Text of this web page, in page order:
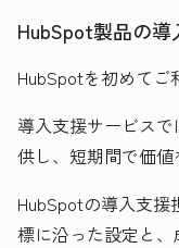
HubSpot製品の導
HubSpotを初めてご
導入支援サービス
供し、短期間で価値
HubSpotの導入支援
標に沿った設定と